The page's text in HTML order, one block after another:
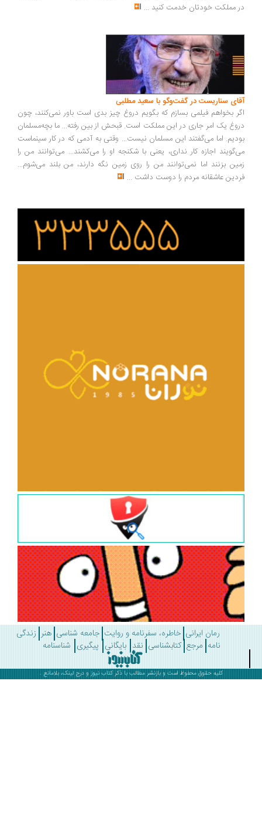
مملکت خودتان خدمت کنید...
سناریست در گفت‌وگو با سعید مطلبی
بخواهم فیلمی بسازم که بگویم دروغ چیز بدی است باور نمی‌کنند، چون
یک امر جاری در این مملکت است. قبحش از بین رفته... ما بچه‌مسلمان
اما می‌گفتند این مسلمان نیست... وقتی به آدمی که در کار سینماست
اجازه کار نداری، یعنی با شکنجه او را می‌کشند... می‌توانند من را
بزنند اما نمی‌توانند من را روی زمین نگه دارند، من بلند می‌شوم...
عاشقانه مردم را دوست داشت ...
رمان ایرانی خاطره، سفرنامه و روایت جامعه شناسی هنر زندگی
مرجع کتابشناسی نقد بایگانی پیگیری شناسنامه
کلیه حقوق محفوظ است و بازنشر مطالب با ذکرکتاب نیوز و درج لینک، بلامانع .